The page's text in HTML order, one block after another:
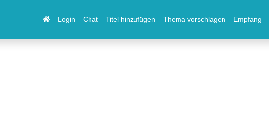
Login Chat Titel hinzufügen Thema vorschlagen Empfang